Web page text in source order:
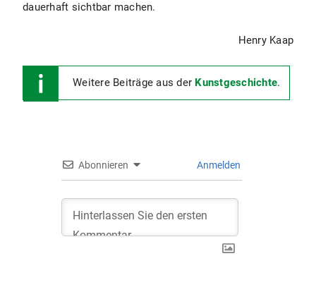
dauerhaft sichtbar machen.
Henry Kaap
Weitere Beiträge aus der Kunstgeschichte.
Abonnieren Anmelden